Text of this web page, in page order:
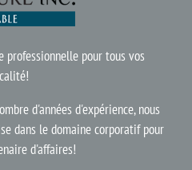
professionnelle pour tous vos
d'années d'expérience, nous
dans le domaine corporatif pour
d'affaires!